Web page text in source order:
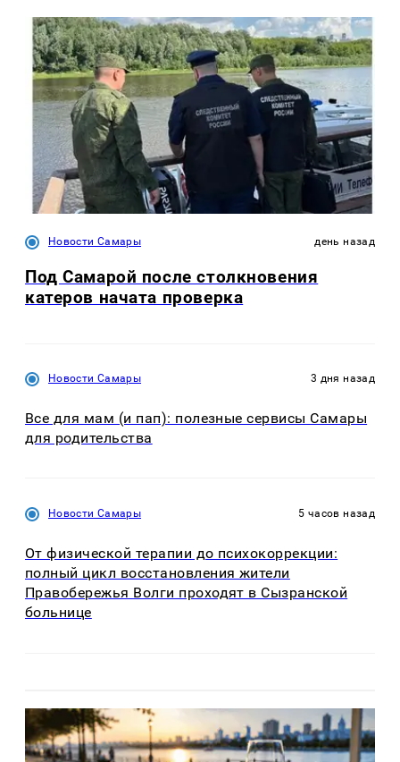
Новости Самары день назад
Под Самарой после столкновения
катеров начата проверка
Новости Самары 3 дня назад
Все для мам (и пап): полезные сервисы Самары
для родительства
Новости Самары 5 часов назад
От физической терапии до психокоррекции:
полный цикл восстановления жители
Правобережья Волги проходят в Сызранской
больнице